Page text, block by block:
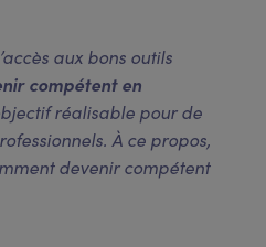
aux bons outils
compétent en
réalisable pour de
À ce propos,
devenir compétent